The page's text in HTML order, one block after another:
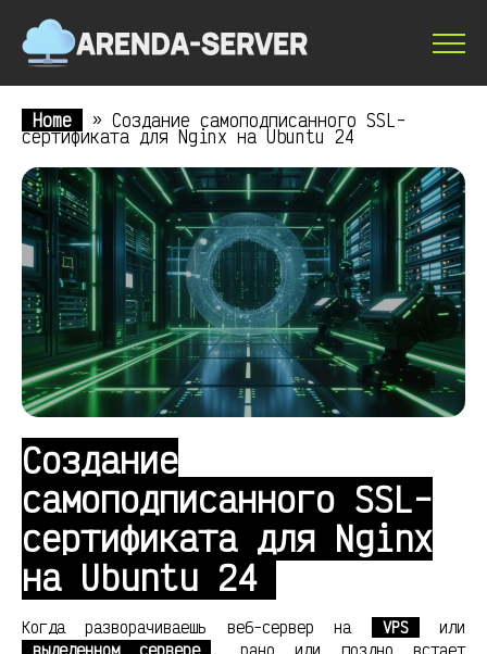
Home » Создание самоподписанного SSL-
сертификата для Nginx на Ubuntu 24
Создание
самоподписанного SSL-
сертификата для Nginx
на Ubuntu 24
Когда разворачиваешь веб-сервер на VPS
или